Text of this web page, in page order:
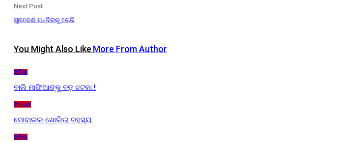
Next Post
ସୁନାଦେଈ ମନ୍ଦିରରୁ ଚୋରି
You Might Also Like More From Author
ଓଡ଼ିଶା
ବାଲି ମାଫିଆଙ୍କୁ ବଡ଼ ଝଟକା !
ଅପରାଧ
ମୋବାଇଲ ଖୋଲିଲା ରହସ୍ୟ
ଓଡ଼ିଶା